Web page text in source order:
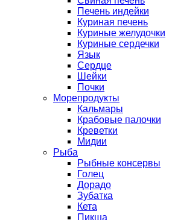
Печень индейки
Куриная печень
Куриные желудочки
Куриные сердечки
Язык
Сердце
Шейки
Почки
Морепродукты
Кальмары
Крабовые палочки
Креветки
Мидии
Рыба
Рыбные консервы
Голец
Дорадо
Зубатка
Кета
Пикша